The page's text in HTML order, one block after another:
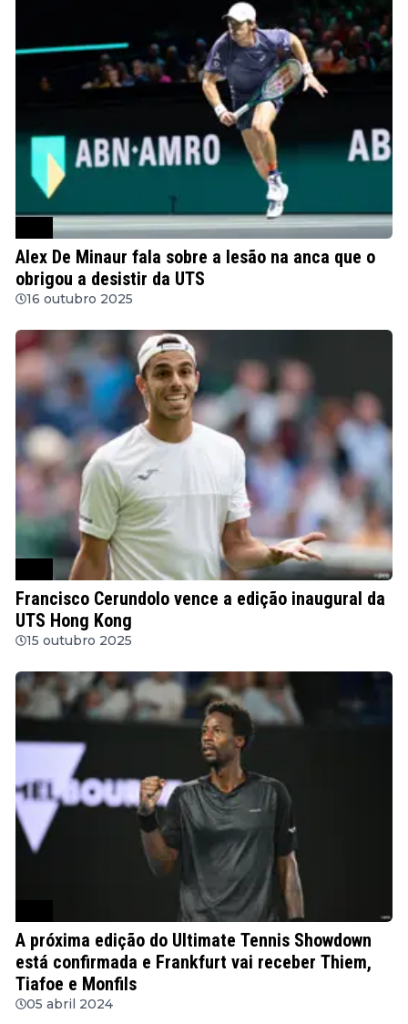
Alex De Minaur fala sobre a lesão na anca que o
obrigou a desistir da UTS
16 outubro 2025
Francisco Cerundolo vence a edição inaugural da
UTS Hong Kong
15 outubro 2025
A próxima edição do Ultimate Tennis Showdown
está confirmada e Frankfurt vai receber Thiem,
Tiafoe e Monfils
05 abril 2024